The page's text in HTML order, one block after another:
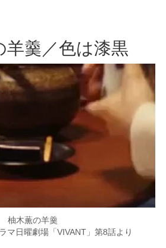
羊羹／色は漆黒
柚木薫の羊羹
マ日曜劇場「VIVANT」第8話より